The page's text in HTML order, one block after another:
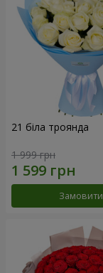
21 біла троянда
1 999 грн
Замовити